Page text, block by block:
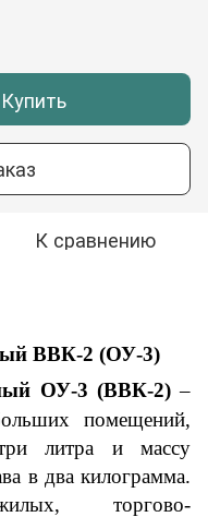
Купить
К сравнению
ВВК-2 (ОУ-3)
ОУ-3 (ВВК-2)–
помещений,
литра и массу
в два килограмма.
торгово-